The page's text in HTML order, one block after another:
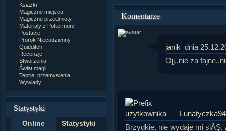
Książki
Magiczne miejsca
Magiczne przedmioty
Materiały z Pottermore
Postacie
Prorok Niecodzienny
Quidditch
Recenzje
Stworzenia
Świat magii
Teorie, przemyslenia
Wywiady
Statystyki
Online Statystyki
Komentarze
janik dnia
Ojj..nie za
Lunatyczka94
Brzydkie, nie wydaje mi